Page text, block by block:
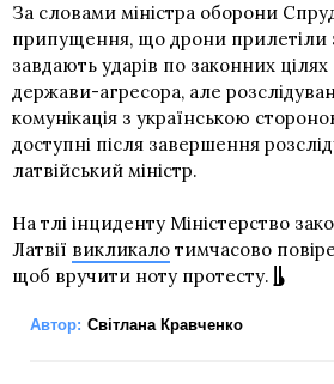
За словами міністра оборони
припущення, що дрони прилетіли
завдають ударів по законних цілях
держави-агресора, але
комунікація з українською
доступні після завершення
латвійський міністр.
На тлі інциденту Міністерство
Латвії викликало тимчасово
щоб вручити ноту протесту.
Автор: Світлана Кравченко